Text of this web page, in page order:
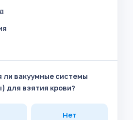
вакуумные системы
для взятия крови?
Нет